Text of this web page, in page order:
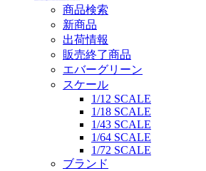
商品検索
新商品
出荷情報
販売終了商品
エバーグリーン
スケール
1/12 SCALE
1/18 SCALE
1/43 SCALE
1/64 SCALE
1/72 SCALE
ブランド